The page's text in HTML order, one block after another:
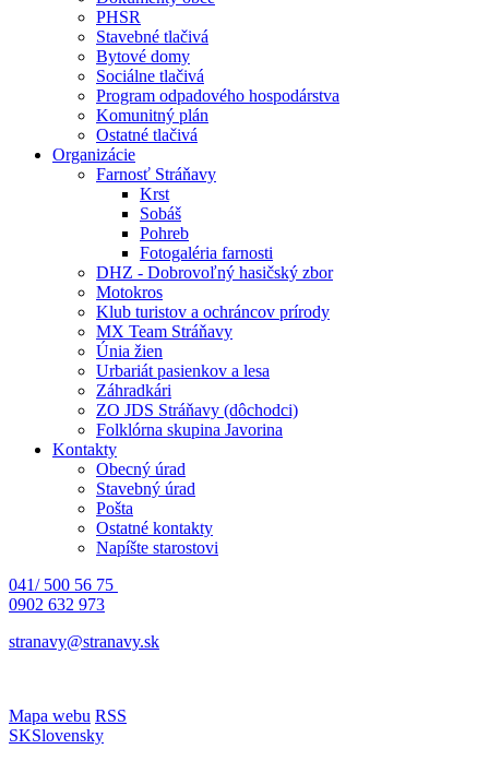
PHSR
Stavebné tlačivá
Bytové domy
Sociálne tlačivá
Program odpadového hospodárstva
Komunitný plán
Ostatné tlačivá
Organizácie
Farnosť Stráňavy
Krst
Sobáš
Pohreb
Fotogaléria farnosti
DHZ - Dobrovoľný hasičský zbor
Motokros
Klub turistov a ochráncov prírody
MX Team Stráňavy
Únia žien
Urbariát pasienkov a lesa
Záhradkári
ZO JDS Stráňavy (dôchodci)
Folklórna skupina Javorina
Kontakty
Obecný úrad
Stavebný úrad
Pošta
Ostatné kontakty
Napíšte starostovi
041/ 500 56 75
0902 632 973
stranavy@stranavy.sk
Mapa webu RSS
SKSlovensky